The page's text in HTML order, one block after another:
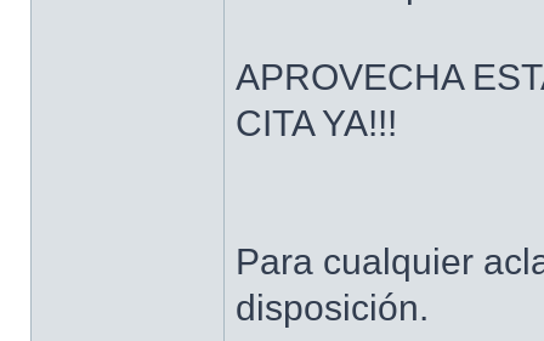
APROVECHA
CITA YA!!!
Para cualquier
disposición.